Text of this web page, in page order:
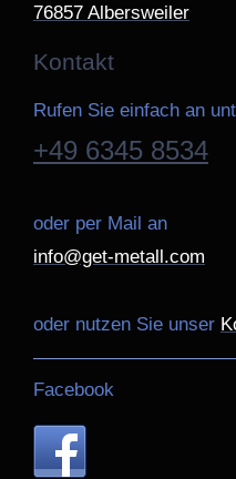
76857 Albersweiler
Kontakt
Rufen Sie einfach an
+49 6345 8534
oder per Mail an
info@get-metall.com
oder nutzen Sie unser
Facebook